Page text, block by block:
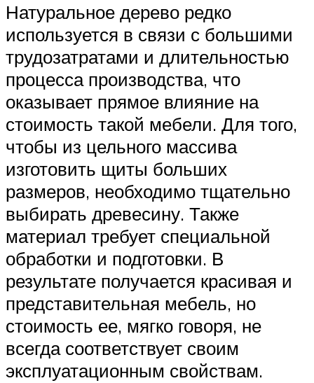
Натуральное дерево редко
используется в связи с большими
трудозатратами и длительностью
процесса производства, что
оказывает прямое влияние на
стоимость такой мебели. Для того,
чтобы из цельного массива
изготовить щиты больших
размеров, необходимо тщательно
выбирать древесину. Также
материал требует специальной
обработки и подготовки. В
результате получается красивая и
представительная мебель, но
стоимость ее, мягко говоря, не
всегда соответствует своим
эксплуатационным свойствам.